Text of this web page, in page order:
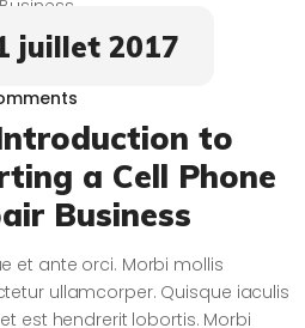
juillet 2017
to
a Cell Phone
Business
et ante orci. Morbi mollis
ullamcorper. Quisque iaculis
est hendrerit lobortis. Morbi